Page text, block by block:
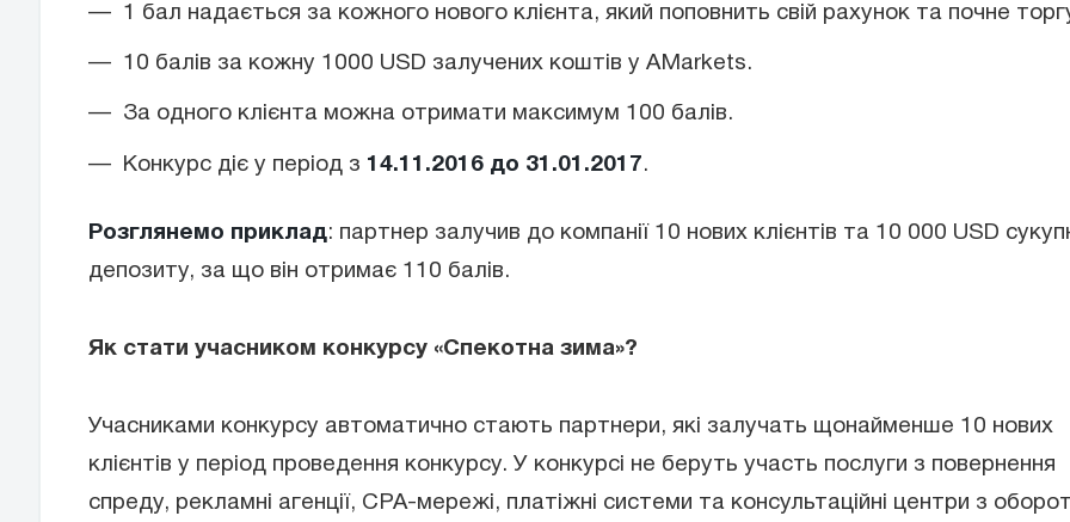
1 бал надається за кожного нового клієнта, який поповнить свій рахунок та почне
10 балів за кожну 1000 USD залучених коштів у AMarkets.
За одного клієнта можна отримати максимум 100 балів.
Конкурс діє у період з 14.11.2016 до 31.01.2017.
Розглянемо приклад: партнер залучив до компанії 10 нових клієнтів та 10 000 USD
депозиту, за що він отримає 110 балів.
Як стати учасником конкурсу «Спекотна зима»?
Учасниками конкурсу автоматично стають партнери, які залучать щонайменше 10 нових
клієнтів у період проведення конкурсу. У конкурсі не беруть участь послуги з повернення
спреду, рекламні агенції, CPA-мережі, платіжні системи та консультаційні центри з